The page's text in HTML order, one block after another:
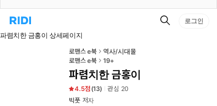
리
홈
검
로그인
파렴치한 금홍이 상세페이지
로맨스 e북
역사/시대물
로맨스 e북
19+
파렴치한 금홍이
4.5 (13) 관심 20
빅풋저자